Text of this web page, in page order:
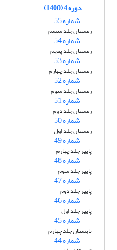
دوره 4 (1400)
شماره 55
زمستان جلد ششم
شماره 54
زمستان جلد پنجم
شماره 53
زمستان جلد چهارم
شماره 52
زمستان جلد سوم
شماره 51
زمستان جلد دوم
شماره 50
زمستان جلد اول
شماره 49
پاییز جلد چهارم
شماره 48
پاییز جلد سوم
شماره 47
پاییز جلد دوم
شماره 46
پاییز جلد اول
شماره 45
تابستان جلد چهارم
شماره 44